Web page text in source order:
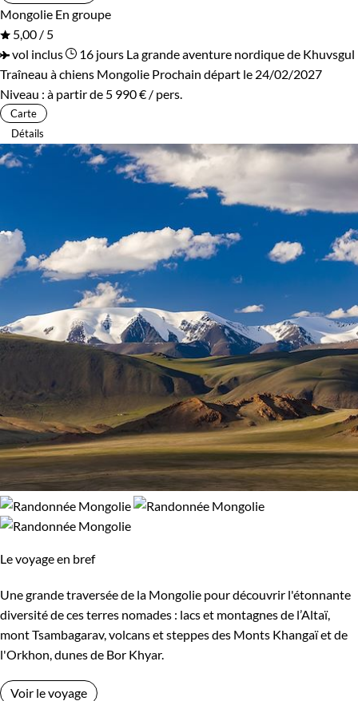
Mongolie En groupe
5,00 / 5
vol inclus
16 jours La grande aventure nordique de Khuvsgul
Traîneau à chiens Mongolie Prochain départ le 24/02/2027
Niveau : à partir de 5 990 € / pers.
Carte
Détails
Le voyage en bref
Une grande traversée de la Mongolie pour découvrir l'étonnante
diversité de ces terres nomades : lacs et montagnes de l’Altaï,
mont Tsambagarav, volcans et steppes des Monts Khangaï et de
l'Orkhon, dunes de Bor Khyar.
Voir le voyage